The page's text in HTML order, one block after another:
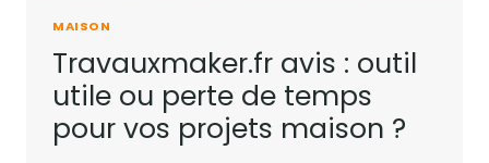
MAISON
Travauxmaker.fr avis : outil
utile ou perte de temps
pour vos projets maison ?